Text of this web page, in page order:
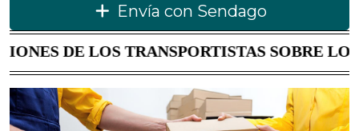
Envía con Sendago
TRANSPORTISTAS SOBRE LOS ENVÍOS